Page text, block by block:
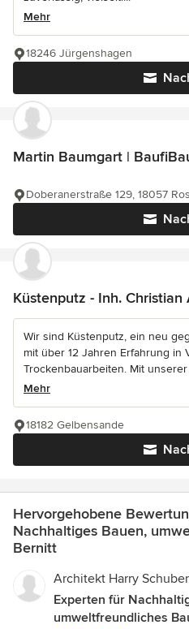
Mehr
18246 Jürgenshagen
Martin Baumgart |
Doberanerstraße 129, 18057
Küstenputz - Inh. Christian
Wir sind Küstenputz, ein neu
mit über 12 Jahren Erfahrung in
Trockenbauarbeiten. Mit
Mehr
18182 Gelbensande
Hervorgehobene
Nachhaltiges Bauen,
Bernitt
Architekt Harry
Experten für
umweltfreundliches